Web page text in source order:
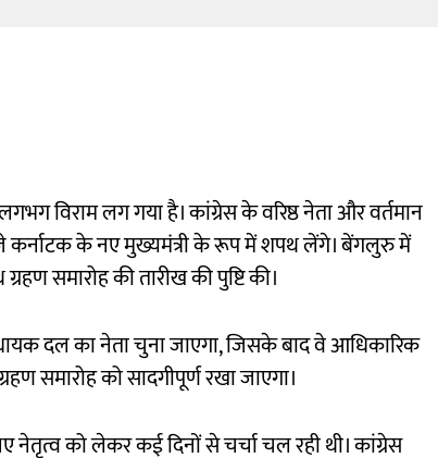
विराम लग गया है। कांग्रेस के वरिष्ठ नेता और वर्तमान
कर्नाटक के नए मुख्यमंत्री के रूप में शपथ लेंगे। बेंगलुरु में
समारोह की तारीख की पुष्टि की।
दल का नेता चुना जाएगा, जिसके बाद वे आधिकारिक
समारोह को सादगीपूर्ण रखा जाएगा।
नेतृत्व को लेकर कई दिनों से चर्चा चल रही थी। कांग्रेस